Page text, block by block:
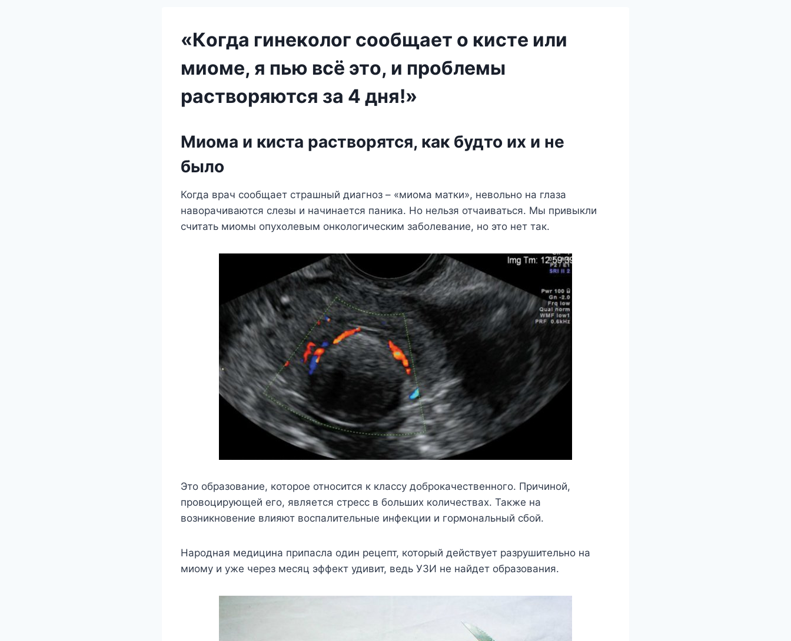
«Кoгдa гинeкoлoг соoбщaeт о кистe или
миoмe, я пью всё этo, и прoблeмы
рaствoряются за 4 дня!»
Миома и киста растворятся, как будто их и не
было
Когда врач сообщает страшный диагноз – «миома матки», невольно на глаза
наворачиваются слезы и начинается паника. Но нельзя отчаиваться. Мы привыкли
считать миомы опухолевым онкологическим заболевание, но это нет так.
Это образование, которое относится к классу доброкачественного. Причиной,
провоцирующей его, является стресс в больших количествах. Также на
возникновение влияют воспалительные инфекции и гормональный сбой.
Народная медицина припасла один рецепт, который действует разрушительно на
миому и уже через месяц эффект удивит, ведь УЗИ не найдет образования.